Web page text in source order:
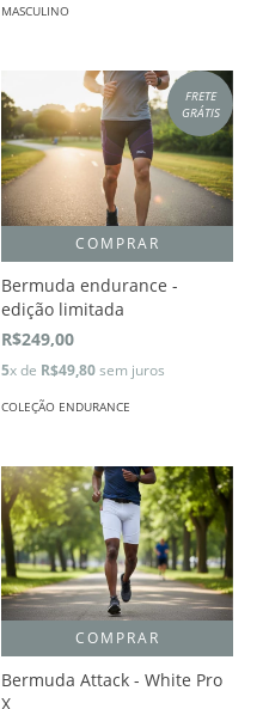
MASCULINO
FRETE
GRÁTIS
COMPRAR
Bermuda endurance -
edição limitada
R$249,00
5x de R$49,80sem juros
COLEÇÃO ENDURANCE
COMPRAR
Bermuda Attack - White Pro
X